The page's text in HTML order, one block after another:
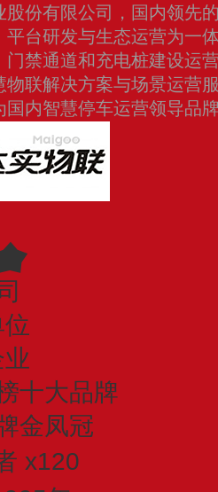
股份有限公司，国内领先
平台研发与生态运营为一
门禁通道和充电桩建设运
物联解决方案与场景运营
国内智慧停车运营领导品
十大品牌
金凤冠
x120